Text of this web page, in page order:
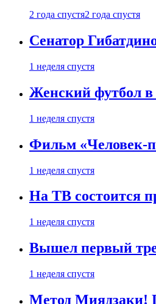
2 года спустя2 года спустя
Сенатор
1 неделя спустя
Женский футбол в
1 неделя спустя
Фильм «Человек-
1 неделя спустя
На ТВ состоится
1 неделя спустя
Вышел первый
1 неделя спустя
Метод Миядзаки!